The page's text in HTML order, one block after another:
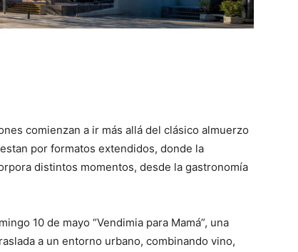
comienzan a ir más allá del clásico almuerzo
por formatos extendidos, donde la
distintos momentos, desde la gastronomía
10 de mayo “Vendimia para Mamá”, una
a un entorno urbano, combinando vino,